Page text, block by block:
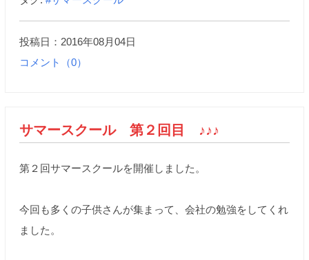
投稿日：2016年08月04日
コメント（0）
サマースクール 第２回目 ♪♪♪
第２回サマースクールを開催しました。
今回も多くの子供さんが集まって、会社の勉強をしてくれ
ました。